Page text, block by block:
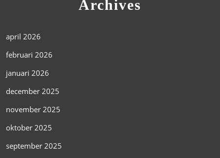
Archives
april 2026
februari 2026
januari 2026
december 2025
november 2025
oktober 2025
september 2025